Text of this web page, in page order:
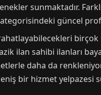
sunmaktadır.
güncel
ilan sahibi ilanları
daha da
bir hizmet yelpazesi